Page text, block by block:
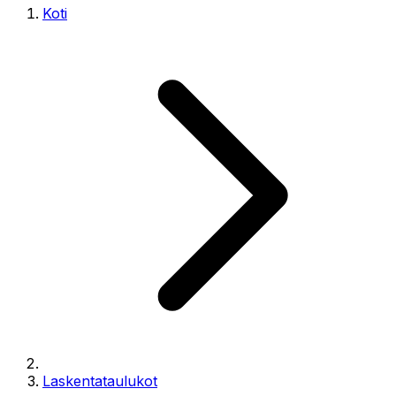
Koti
Laskentataulukot